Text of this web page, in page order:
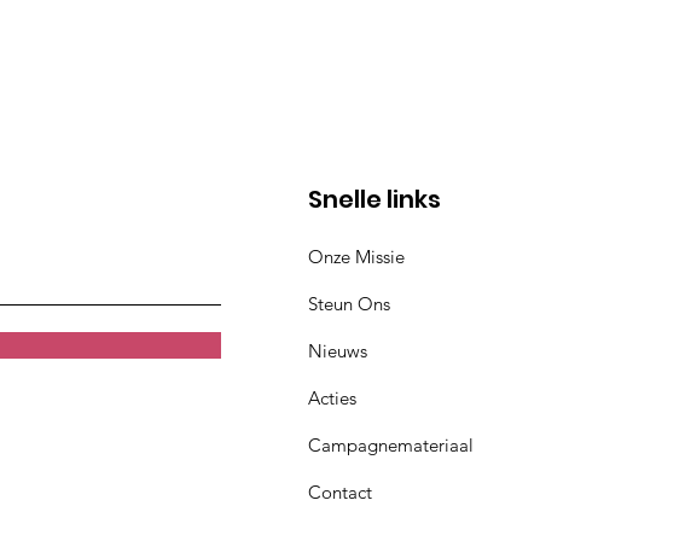
Snelle links
Onze Missie
Steun Ons
Nieuws
Acties
Campagnemateriaal
Contact